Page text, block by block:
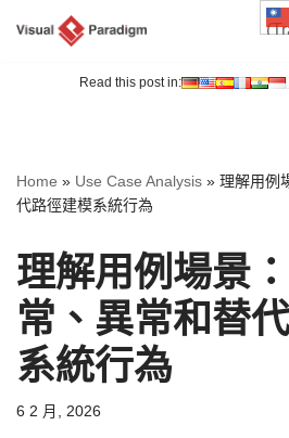
Read this post in:
Home » Use Case Analysis » 理解用例
代路徑建模系統行為
理解用例場景
常、異常和替
系統行為
6 2 月, 2026